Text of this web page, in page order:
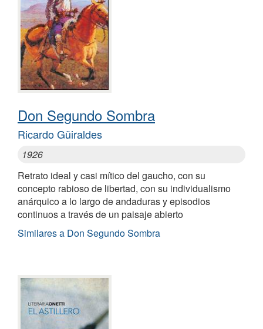
Don Segundo Sombra
Ricardo Güiraldes
1926
Retrato ideal y casi mítico del gaucho, con su
concepto rabioso de libertad, con su individualismo
anárquico a lo largo de andaduras y episodios
continuos a través de un paisaje abierto
Similares a Don Segundo Sombra